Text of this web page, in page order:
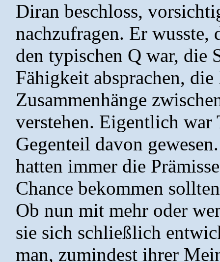
Diran beschloss,
nachzufragen. Er wusste,
den typischen Q war, die
Fähigkeit absprachen,
Zusammenhänge
verstehen. Eigentlich war
Gegenteil davon
hatten immer die
Chance bekommen
Ob nun mit mehr oder
sie sich schließlich
man, zumindest ihrer